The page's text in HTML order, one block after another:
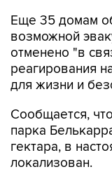
Еще 35 домам
возможной
отменено "в
реагирования
для жизни и
Сообщается,
парка
гектара, в
локализован.